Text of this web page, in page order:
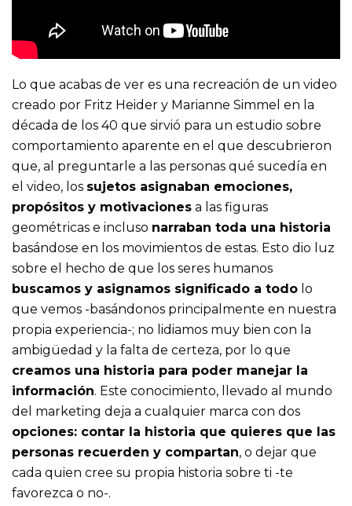
Lo que acabas de ver es una recreación de un video
creado por Fritz Heider y Marianne Simmel en la
década de los 40 que sirvió para un estudio sobre
comportamiento aparente en el que descubrieron
que, al preguntarle a las personas qué sucedía en
el video, los sujetos asignaban emociones,
propósitos y motivaciones a las figuras
geométricas e incluso narraban toda una historia
basándose en los movimientos de estas. Esto dio luz
sobre el hecho de que los seres humanos
buscamos y asignamos significado a todo lo
que vemos -basándonos principalmente en nuestra
propia experiencia-; no lidiamos muy bien con la
ambigüedad y la falta de certeza, por lo que
creamos una historia para poder manejar la
información. Este conocimiento, llevado al mundo
del marketing deja a cualquier marca con dos
opciones: contar la historia que quieres que las
personas recuerden y compartan, o dejar que
cada quien cree su propia historia sobre ti -te
favorezca o no-.